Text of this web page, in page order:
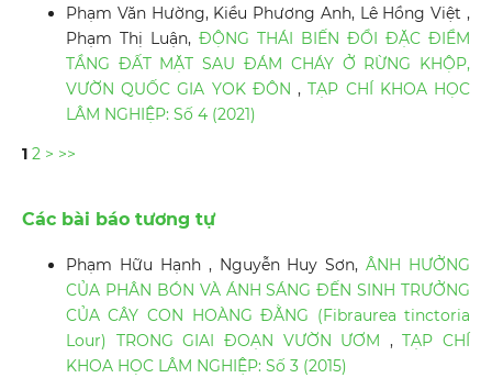
Phạm Văn Hường, Kiều Phương Anh, Lê Hồng Việt ,
Phạm Thị Luận, ĐỘNG THÁI BIẾN ĐỔI ĐẶC ĐIỂM
TẦNG ĐẤT MẶT SAU ĐÁM CHÁY Ở RỪNG KHỘP,
VƯỜN QUỐC GIA YOK ĐÔN,TẠP CHÍ KHOA HỌC
LÂM NGHIỆP: Số 4 (2021)
1 2 > >>
Các bài báo tương tự
Phạm Hữu Hạnh , Nguyễn Huy Sơn,ÂNH HƯỞNG
CỦA PHÂN BÓN VÀ ÁNH SÁNG ĐẾN SINH TRƯỞNG
CỦA CÂY CON HOÀNG ĐẰNG (Fibraurea tinctoria
Lour) TRONG GIAI ĐOẠN VƯỜN ƯƠM ,TẠP CHÍ
KHOA HỌC LÂM NGHIỆP: Số 3 (2015)